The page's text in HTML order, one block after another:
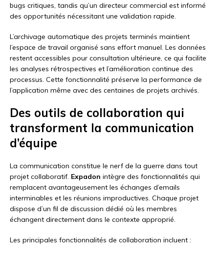
bugs critiques, tandis qu’un directeur commercial est informé
des opportunités nécessitant une validation rapide.
L’archivage automatique des projets terminés maintient
l’espace de travail organisé sans effort manuel. Les données
restent accessibles pour consultation ultérieure, ce qui facilite
les analyses rétrospectives et l’amélioration continue des
processus. Cette fonctionnalité préserve la performance de
l’application même avec des centaines de projets archivés.
Des outils de collaboration qui
transforment la communication
d’équipe
La communication constitue le nerf de la guerre dans tout
projet collaboratif. Expadon intègre des fonctionnalités qui
remplacent avantageusement les échanges d’emails
interminables et les réunions improductives. Chaque projet
dispose d’un fil de discussion dédié où les membres
échangent directement dans le contexte approprié.
Les principales fonctionnalités de collaboration incluent :